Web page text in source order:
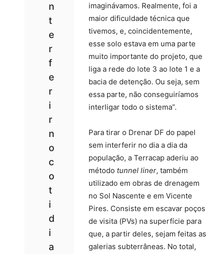
n
t
e
r
f
e
r
i
r
n
o
c
o
t
i
d
i
a
imaginávamos. Realmente, foi a
maior dificuldade técnica que
tivemos, e, coincidentemente,
esse solo estava em uma parte
muito importante do projeto, que
liga a rede do lote 3 ao lote 1 e a
bacia de detenção. Ou seja, sem
essa parte, não conseguiríamos
interligar todo o sistema”.
Para tirar o Drenar DF do papel
sem interferir no dia a dia da
população, a Terracap aderiu ao
método tunnel liner, também
utilizado em obras de drenagem
no Sol Nascente e em Vicente
Pires. Consiste em escavar poços
de visita (PVs) na superfície para
que, a partir deles, sejam feitas as
galerias subterrâneas. No total,